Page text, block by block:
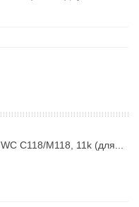
C118/M118, 11k (для...